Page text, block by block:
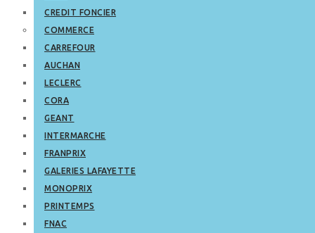
CREDIT FONCIER
COMMERCE
CARREFOUR
AUCHAN
LECLERC
CORA
GEANT
INTERMARCHE
FRANPRIX
GALERIES LAFAYETTE
MONOPRIX
PRINTEMPS
FNAC